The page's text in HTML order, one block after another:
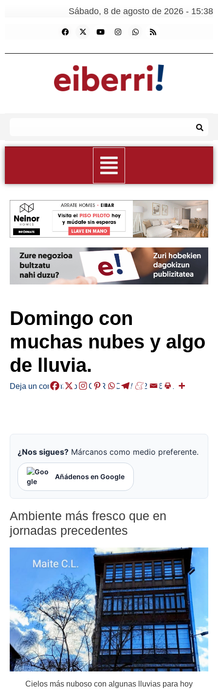
Sábado, 8 de agosto de 2026 - 15:38
Domingo con
muchas nubes y algo
de lluvia.
Deja un comentario /EGURALDIA/ 2025-06-01
¿Nos sigues? Márcanos como medio preferente.
Añádenos en Google
Ambiente más fresco que en
jornadas precedentes
Cielos más nuboso con algunas lluvias para hoy